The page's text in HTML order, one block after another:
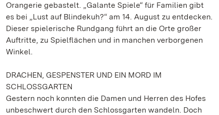
Orangerie gebastelt. „Galante Spiele“ für Familien gibt
es bei „Lust auf Blindekuh?“ am 14. August zu entdecken.
Dieser spielerische Rundgang führt an die Orte großer
Auftritte, zu Spielflächen und in manchen verborgenen
Winkel.
DRACHEN, GESPENSTER UND EIN MORD IM
SCHLOSSGARTEN
Gestern noch konnten die Damen und Herren des Hofes
unbeschwert durch den Schlossgarten wandeln. Doch